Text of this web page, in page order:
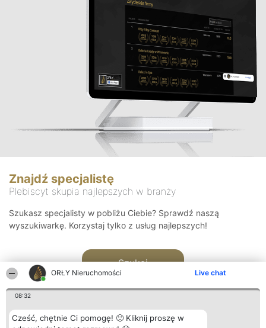
ORŁY Nieruchomości Live chat
08:32
Cześć, chętnie Ci pomogę! 🙂 Kliknij proszę w
Znajdź specjalistę
Plebiscyt skupia najlepszych w branży
Szukasz specjalisty w pobliżu Ciebie? Sprawdź naszą
wyszukiwarkę. Korzystaj tylko z usług najlepszych!
Szukaj